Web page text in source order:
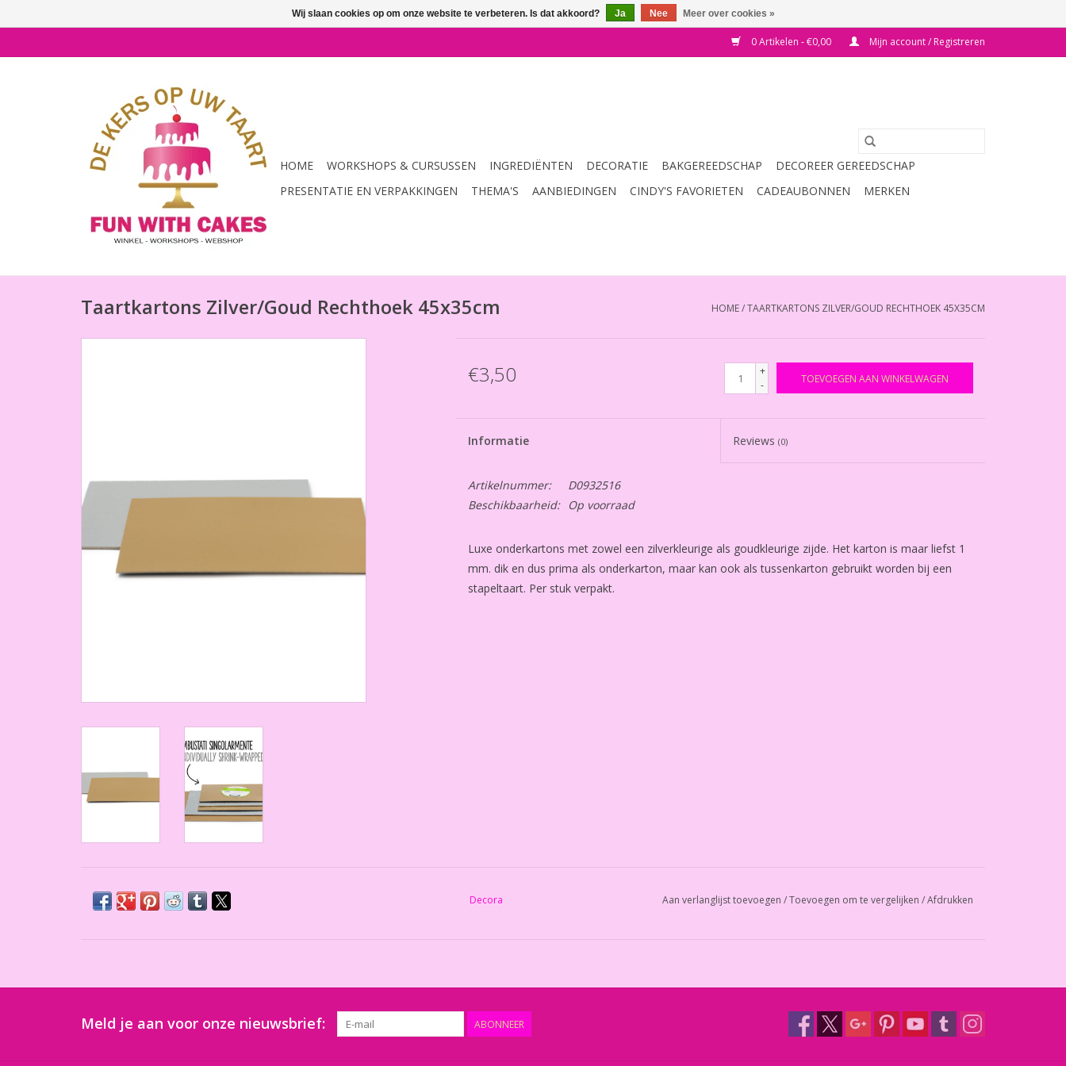
0 Artikelen - €0,00 Mijn account / Registreren
HOME WORKSHOPS & CURSUSSEN INGREDIËNTEN DECORATIE BAKGEREEDSCHAP
DECOREER GEREEDSCHAP
PRESENTATIE EN VERPAKKINGEN
THEMA'S AANBIEDINGEN CINDY'S FAVORIETEN CADEAUBONNEN MERKEN
Taartkartons Zilver/Goud Rechthoek 45x35cm HOME/TAARTKARTONS ZILVER/GOUD RECHTHOEK 45X35CM
€3,50
+
-
TOEVOEGEN AAN WINKELWAGEN
Informatie Reviews(0)
Artikelnummer:
D0932516
Beschikbaarheid:
Op voorraad
Luxe onderkartons met zowel een zilverkleurige als goudkleurige zijde. Het karton is maar liefst 1
mm. dik en dus prima als onderkarton, maar kan ook als tussenkarton gebruikt worden bij een
stapeltaart. Per stuk verpakt.
Decora Aan verlanglijst toevoegen /Toevoegen om te vergelijken /Afdrukken
Meld je aan voor onze nieuwsbrief: ABONNEER
Wij slaan cookies op om onze website te verbeteren. Is dat akkoord? Ja Nee Meer over cookies »